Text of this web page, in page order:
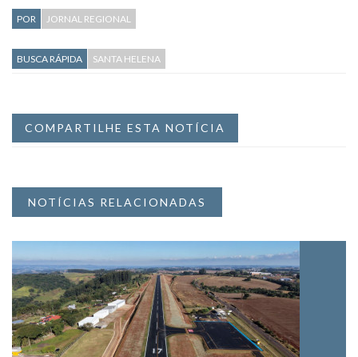
POR JORNAL REGIONAL
BUSCA RÁPIDA SANTA HELENA
COMPARTILHE ESTA NOTÍCIA
NOTÍCIAS RELACIONADAS